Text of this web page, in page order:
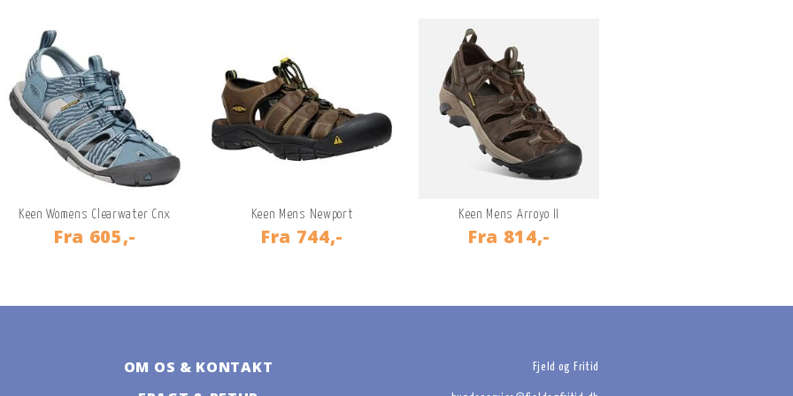
Keen Womens Clearwater Cnx
Fra 605,-
Keen Mens Newport
Fra 744,-
Keen Mens Arroyo II
Fra 814,-
OM OS & KONTAKT
Fjeld og Fritid